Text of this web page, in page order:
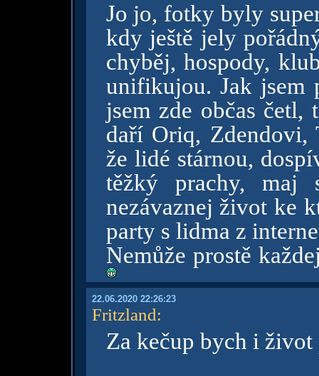
Jo jo, fotky byly
kdy ještě jely
chyběj, hospody,
unifikujou. Jak jsem
jsem zde občas
daří Oriq, Zdendovi,
že lidé stárnou,
těžký prachy, maj
nezávaznej život ke
party s lidma z
Nemůže prostě
22.06.2020 22:26:23
Fritzland:
Za kečup bych i